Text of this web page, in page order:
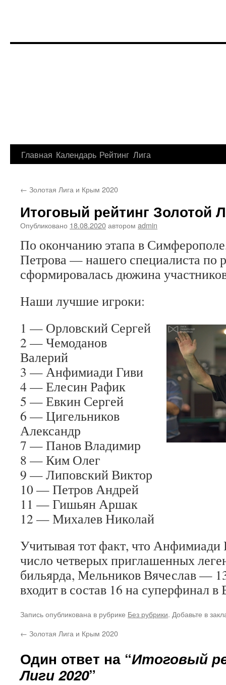
Перейти
содержимому
Главная Календарь Рейтинг Лига
← Золотая Лига и Крым 2020
Итоговый рейтинг Золотой
Опубликовано 18.08.2020автором admin
По окончанию этапа в
Петрова — нашего специалиста по
сформировалась дюжина
Наши лучшие игроки:
1 — Орловский Сергей
2 — Чемоданов
Валерий
3 — Анфимиади Гиви
4 — Елесин Рафик
5 — Евкин Сергей
6 — Цигельников
Александр
7 — Панов Владимир
8 — Ким Олег
9 — Липовский Виктор
10 — Петров Андрей
11 — Гишьян Аршак
12 — Михалев Николай
Учитывая тот факт, что Анфимиади
число четверых приглашенных
бильярда, Мельников Вячеслав —
входит в состав 16 на суперфинал в
Запись опубликована в рубрике Без рубрики. Добавьте в
← Золотая Лига и Крым 2020
Один ответ на “Итоговый
Лиги 2020”